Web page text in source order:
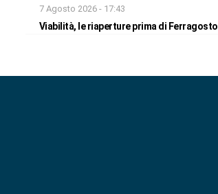
7 Agosto 2026 - 17:43
Viabilità, le riaperture prima di Ferragosto